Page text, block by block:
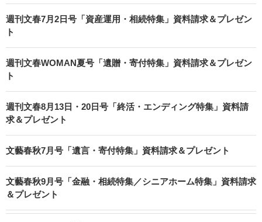
週刊文春7月2日号「資産運用・相続特集」資料請求＆プレゼン
ト
週刊文春WOMAN夏号「遺贈・寄付特集」資料請求＆プレゼン
ト
週刊文春8月13日・20日号「終活・エンディング特集」資料請
求＆プレゼント
文藝春秋7月号「遺言・寄付特集」資料請求＆プレゼント
文藝春秋9月号「金融・相続特集／シニアホーム特集」資料請求
＆プレゼント